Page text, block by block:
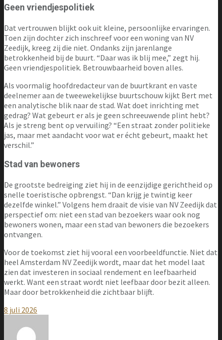
Geen vriendjespolitiek
Dat vertrouwen blijkt ook uit kleine, persoonlijke ervaringen.
Toen zijn dochter zich inschreef voor een woning van NV
Zeedijk, kreeg zij die niet. Ondanks zijn jarenlange
betrokkenheid bij de buurt. “Daar was ik blij mee,” zegt hij.
Geen vriendjespolitiek. Betrouwbaarheid boven alles.
Als voormalig hoofdredacteur van de buurtkrant en vaste
deelnemer aan de tweewekelijkse buurtschouw kijkt Bert met
een analytische blik naar de stad. Wat doet inrichting met
gedrag? Wat gebeurt er als je geen schreeuwende plint hebt?
Als je streng bent op vervuiling? “Een straat zonder politieke
jas, maar met aandacht voor wat er écht gebeurt, maakt het
verschil.”
Stad van bewoners
De grootste bedreiging ziet hij in de eenzijdige gerichtheid op
snelle toeristische opbrengst. “Dan krijg je twintig keer
dezelfde winkel.” Volgens hem draait de visie van NV Zeedijk dat
perspectief om: niet een stad van bezoekers waar ook nog
bewoners wonen, maar een stad van bewoners die bezoekers
ontvangen.
Voor de toekomst ziet hij vooral een voorbeeldfunctie. Niet dat
heel Amsterdam NV Zeedijk wordt, maar dat het model laat
zien dat investeren in sociaal rendement en leefbaarheid
werkt. Want een straat wordt niet leefbaar door bezit alleen.
Maar door betrokkenheid die zichtbaar blijft.
8 juli 2026